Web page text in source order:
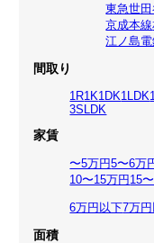
東急世
京成本線
江ノ島
間取り
1R1K1DK1LDK
3SLDK
家賃
〜5万円5〜6万
10〜15万円 15
6万円以下7万
面積